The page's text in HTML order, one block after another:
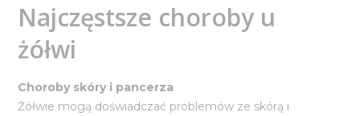
Najczęstsze choroby u
żółwi
Choroby skóry i pancerza
Żółwie mogą doświadczać problemów ze skórą i